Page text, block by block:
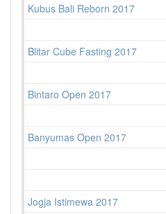
Kubus Bali Reborn 2017
Blitar Cube Fasting 2017
Bintaro Open 2017
Banyumas Open 2017
Jogja Istimewa 2017